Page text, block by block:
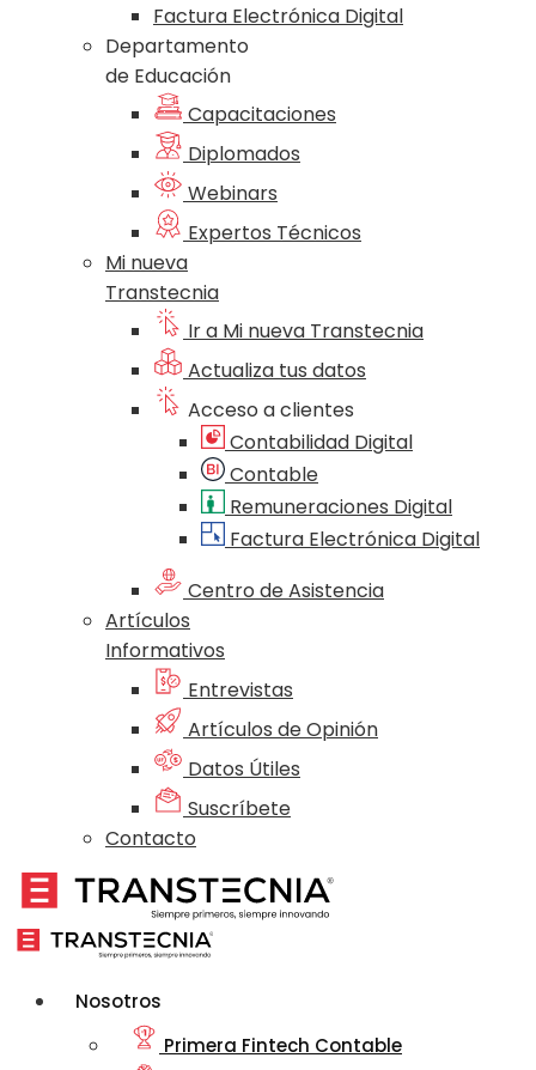
Factura Electrónica Digital
Departamento
de Educación
Capacitaciones
Diplomados
Webinars
Expertos Técnicos
Mi nueva
Transtecnia
Ir a Mi nueva Transtecnia
Actualiza tus datos
Acceso a clientes
Contabilidad Digital
Contable
Remuneraciones Digital
Factura Electrónica Digital
Centro de Asistencia
Artículos
Informativos
Entrevistas
Artículos de Opinión
Datos Útiles
Suscríbete
Contacto
Nosotros
Primera Fintech Contable